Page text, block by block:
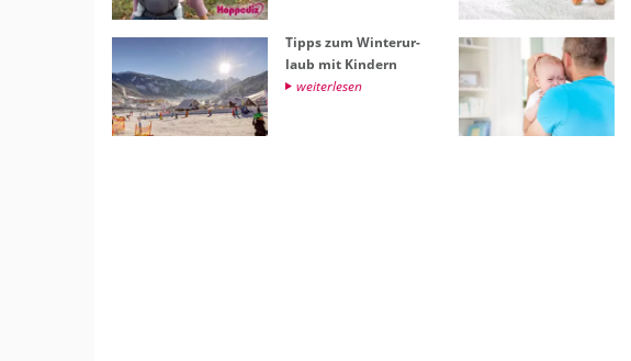
Tipps zum Win­ter­ur­
laub mit Kin­dern
wei­ter­le­sen